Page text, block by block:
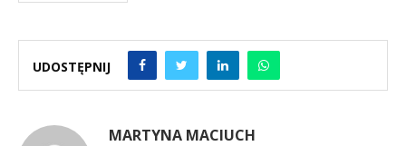
UDOSTĘPNIJ
MARTYNA MACIUCH